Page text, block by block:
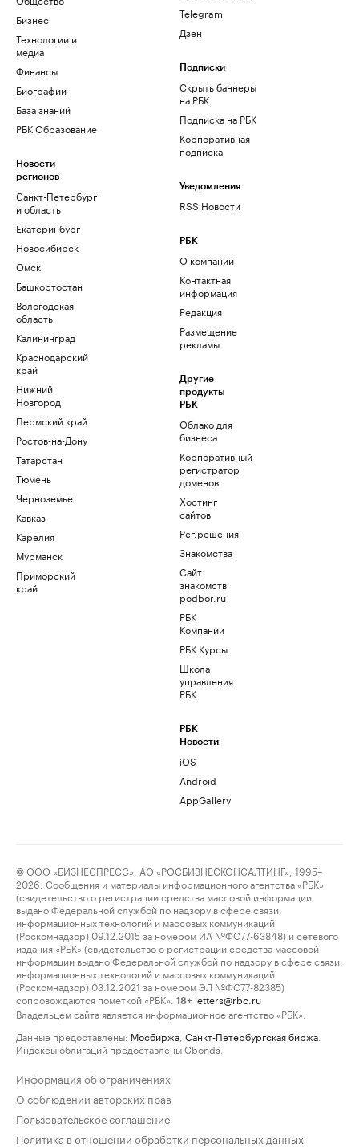
Бизнес
Технологии и
медиа
Финансы
Биографии
База знаний
РБК Образование
Новости
регионов
Санкт-Петербург
и область
Екатеринбург
Новосибирск
Омск
Башкортостан
Вологодская
область
Калининград
Краснодарский
край
Нижний
Новгород
Пермский край
Ростов-на-Дону
Татарстан
Тюмень
Черноземье
Кавказ
Карелия
Мурманск
Приморский
край
Telegram
Дзен
Подписки
Скрыть баннеры
на РБК
Подписка на РБК
Корпоративная
подписка
Уведомления
RSS Новости
РБК
О компании
Контактная
информация
Редакция
Размещение
рекламы
Другие
продукты
РБК
Облако для
бизнеса
Корпоративный
регистратор
доменов
Хостинг
сайтов
Рег.решения
Знакомства
Сайт
знакомств
podbor.ru
РБК
Компании
РБК Курсы
Школа
управления
РБК
РБК
Новости
iOS
Android
AppGallery
© ООО «БИЗНЕСПРЕСС», АО «РОСБИЗНЕСКОНСАЛТИНГ», 1995–
2026. Сообщения и материалы информационного агентства «РБК»
(свидетельство о регистрации средства массовой информации
выдано Федеральной службой по надзору в сфере связи,
информационных технологий и массовых коммуникаций
(Роскомнадзор) 09.12.2015 за номером ИА №ФС77-63848) и сетевого
издания «РБК» (свидетельство о регистрации средства массовой
информации выдано Федеральной службой по надзору в сфере связи,
информационных технологий и массовых коммуникаций
(Роскомнадзор) 03.12.2021 за номером ЭЛ №ФС77-82385)
сопровождаются пометкой «РБК».
18+ letters@rbc.ru
Владельцем сайта является информационное агентство «РБК».
Данные предоставлены: Мосбиржа Санкт-Петербургская биржа
Индексы облигаций предоставлены Cbonds.
Информация об ограничениях
О соблюдении авторских прав
Пользовательское соглашение
Политика в отношении обработки персональных данных